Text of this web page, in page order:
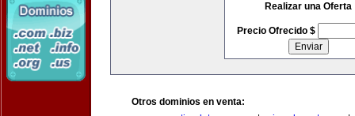
Realizar una Oferta
Precio Ofrecido $
Otros dominios en venta: